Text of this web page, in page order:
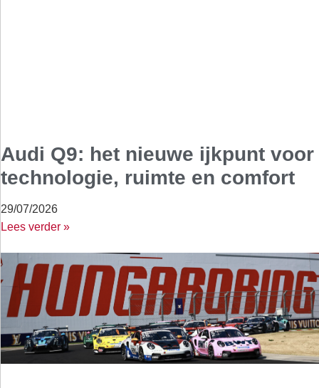
Audi Q9: het nieuwe ijkpunt voor
technologie, ruimte en comfort
29/07/2026
Lees verder »